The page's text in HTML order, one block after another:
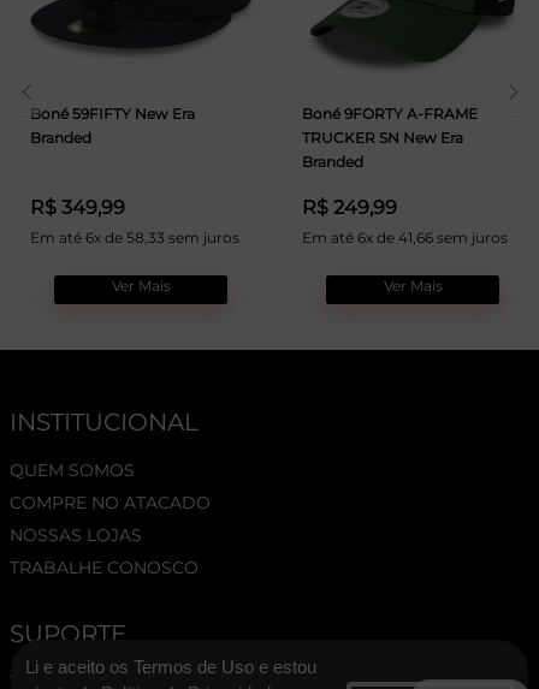
Boné 59FIFTY New Era
Branded
R$ 349,99
Em até 6x de 58,33 sem juros
Ver Mais
Boné 9FORTY A-FRAME
TRUCKER SN New Era
Branded
R$ 249,99
Em até 6x de 41,66 sem juros
Ver Mais
INSTITUCIONAL
QUEM SOMOS
COMPRE NO ATACADO
NOSSAS LOJAS
TRABALHE CONOSCO
SUPORTE
TERMOS E CONDIÇÕES
Li e aceito os Termos de Uso e estou